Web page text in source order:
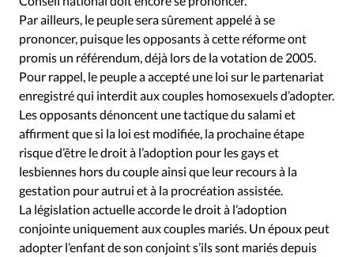
Par ailleurs, le peuple sera sûrement appelé à se
prononcer, puisque les opposants à cette réforme ont
promis un référendum, déjà lors de la votation de 2005.
Pour rappel, le peuple a accepté une loi sur le partenariat
enregistré qui interdit aux couples homosexuels d’adopter.
Les opposants dénoncent une tactique du salami et
affirment que si la loi est modifiée, la prochaine étape
risque d’être le droit à l’adoption pour les gays et
lesbiennes hors du couple ainsi que leur recours à la
gestation pour autrui et à la procréation assistée.
La législation actuelle accorde le droit à l’adoption
conjointe uniquement aux couples mariés. Un époux peut
adopter l’enfant de son conjoint s’ils sont mariés depuis